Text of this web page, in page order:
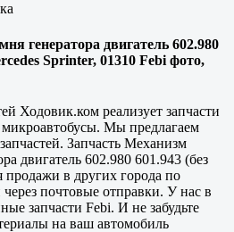
генератора двигатель 602.980
Sprinter, 01310 Febi фото,
Ходовик.ком реализует запчасти
Мы предлагаем
Запчасть Механизм
двигатель 602.980 601.943 (без
продажи в других города по
через почтовые отправки. У нас в
запчасти Febi. И не забудьте
на ваш автомобиль